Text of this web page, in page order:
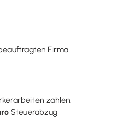
Firma
zählen.
Steuerabzug